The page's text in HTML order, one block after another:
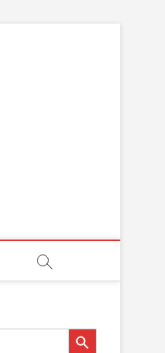
Botón de búsqueda
Botón de búsqueda